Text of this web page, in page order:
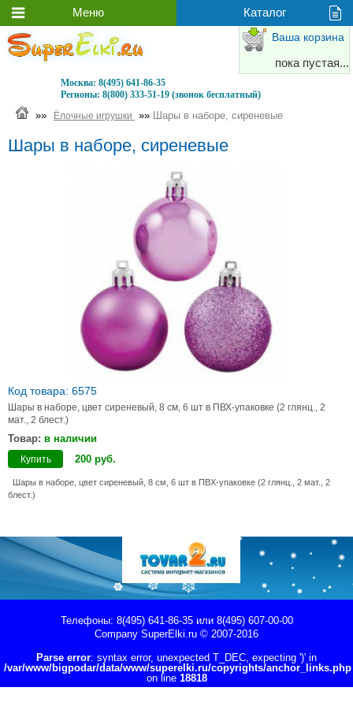
Москва: 8(495) 641-86-35
Регионы: 8(800) 333-51-19 (звонок бесплатный)
Ваша корзина
пока пустая...
»» Ёлочные игрушки »» Шары в наборе, сиреневые
Шары в наборе, сиреневые
Код товара: 6575
Шары в наборе, цвет сиреневый, 8 см, 6 шт в ПВХ-упаковке (2 глянц., 2
мат., 2 блест.)
Товар: в наличии
Купить 200 руб.
Шары в наборе, цвет сиреневый, 8 см, 6 шт в ПВХ-упаковке (2 глянц., 2 мат., 2
блест.)
Телефоны: 8(495) 641-86-35 или 8(495) 607-00-00
Company SuperElki.ru © 2007-2016
Parse error: syntax error, unexpected T_DEC, expecting ')' in
/var/www/bigpodar/data/www/superelki.ru/copyrights/anchor_links.php
on line 18818